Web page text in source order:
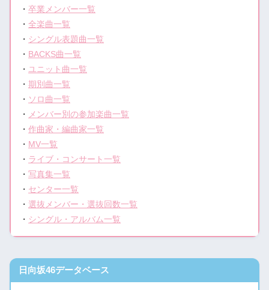
・卒業メンバー一覧
・全楽曲一覧
・ シングル表題曲一覧
・ BACKS曲一覧
・ ユニット曲一覧
・期別曲一覧
・ ソロ曲一覧
・ メンバー別の参加楽曲一覧
・作曲家・編曲家一覧
・ MV一覧
・ ライブ・コンサート一覧
・写真集一覧
・ センター一覧
・ 選抜メンバー・選抜回数一覧
・ シングル・アルバム一覧
日向坂46データベース